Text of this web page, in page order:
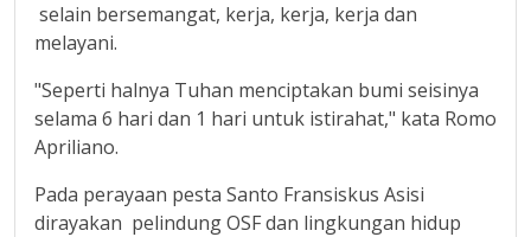
selain bersemangat, kerja, kerja, kerja dan
melayani.
"Seperti halnya Tuhan menciptakan bumi seisinya
selama 6 hari dan 1 hari untuk istirahat," kata Romo
Apriliano.
Pada perayaan pesta Santo Fransiskus Asisi
dirayakan pelindung OSF dan lingkungan hidup